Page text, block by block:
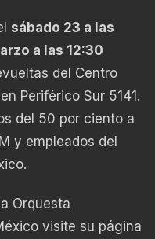
sábado 23 a las
a las 12:30
del Centro
Periférico Sur 5141.
del 50 por ciento a
y empleados del
Orquesta
visite su página